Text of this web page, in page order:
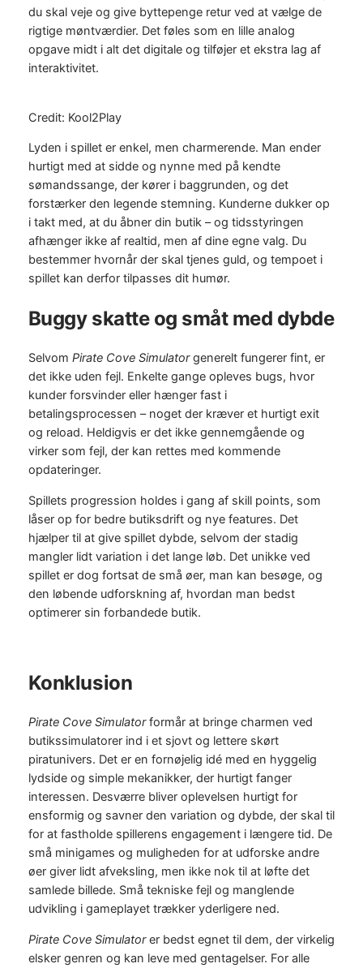
du skal veje og give byttepenge retur ved at vælge de
rigtige møntværdier. Det føles som en lille analog
opgave midt i alt det digitale og tilføjer et ekstra lag af
interaktivitet.
Credit: Kool2Play
Lyden i spillet er enkel, men charmerende. Man ender
hurtigt med at sidde og nynne med på kendte
sømandssange, der kører i baggrunden, og det
forstærker den legende stemning. Kunderne dukker op
i takt med, at du åbner din butik – og tidsstyringen
afhænger ikke af realtid, men af dine egne valg. Du
bestemmer hvornår der skal tjenes guld, og tempoet i
spillet kan derfor tilpasses dit humør.
Buggy skatte og småt med dybde
Selvom Pirate Cove Simulatorgenerelt fungerer fint, er
det ikke uden fejl. Enkelte gange opleves bugs, hvor
kunder forsvinder eller hænger fast i
betalingsprocessen – noget der kræver et hurtigt exit
og reload. Heldigvis er det ikke gennemgående og
virker som fejl, der kan rettes med kommende
opdateringer.
Spillets progression holdes i gang af skill points, som
låser op for bedre butiksdrift og nye features. Det
hjælper til at give spillet dybde, selvom der stadig
mangler lidt variation i det lange løb. Det unikke ved
spillet er dog fortsat de små øer, man kan besøge, og
den løbende udforskning af, hvordan man bedst
optimerer sin forbandede butik.
Konklusion
Pirate Cove Simulatorformår at bringe charmen ved
butikssimulatorer ind i et sjovt og lettere skørt
piratunivers. Det er en fornøjelig idé med en hyggelig
lydside og simple mekanikker, der hurtigt fanger
interessen. Desværre bliver oplevelsen hurtigt for
ensformig og savner den variation og dybde, der skal til
for at fastholde spillerens engagement i længere tid. De
små minigames og muligheden for at udforske andre
øer giver lidt afveksling, men ikke nok til at løfte det
samlede billede. Små tekniske fejl og manglende
udvikling i gameplayet trækker yderligere ned.
Pirate Cove Simulatorer bedst egnet til dem, der virkelig
elsker genren og kan leve med gentagelser. For alle